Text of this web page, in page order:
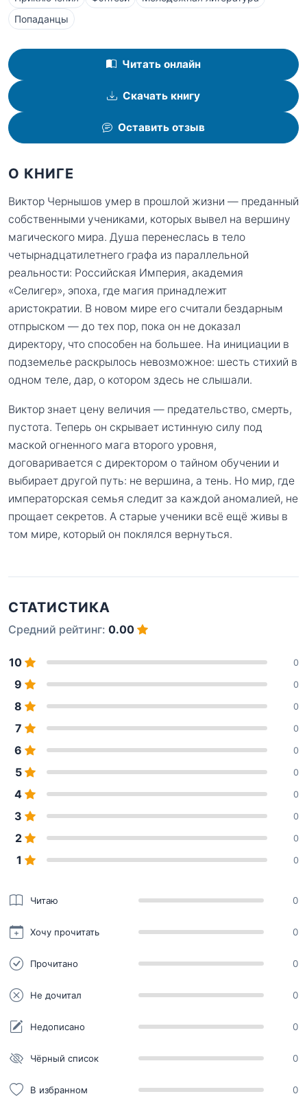
Попаданцы
Читать онлайн
Скачать книгу
Оставить отзыв
О КНИГЕ
Виктор Чернышов умер в прошлой жизни — преданный
собственными учениками, которых вывел на вершину
магического мира. Душа перенеслась в тело
четырнадцатилетнего графа из параллельной
реальности: Российская Империя, академия
«Селигер», эпоха, где магия принадлежит
аристократии. В новом мире его считали бездарным
отпрыском — до тех пор, пока он не доказал
директору, что способен на большее. На инициации в
подземелье раскрылось невозможное: шесть стихий в
одном теле, дар, о котором здесь не слышали.
Виктор знает цену величия — предательство, смерть,
пустота. Теперь он скрывает истинную силу под
маской огненного мага второго уровня,
договаривается с директором о тайном обучении и
выбирает другой путь: не вершина, а тень. Но мир, где
императорская семья следит за каждой аномалией, не
прощает секретов. А старые ученики всё ещё живы в
том мире, который он поклялся вернуться.
СТАТИСТИКА
Средний рейтинг: 0.00
10 0
9 0
8 0
7 0
6 0
5 0
4 0
3 0
2 0
1 0
Читаю 0
Хочу прочитать 0
Прочитано 0
Не дочитал 0
Недописано 0
Чёрный список 0
В избранном 0